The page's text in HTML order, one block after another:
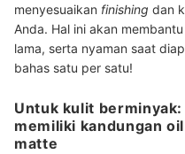
menyesuaikan finishing dan
Anda. Hal ini akan
lama, serta nyaman saat
bahas satu per satu!
Untuk kulit
memiliki kandungan
matte